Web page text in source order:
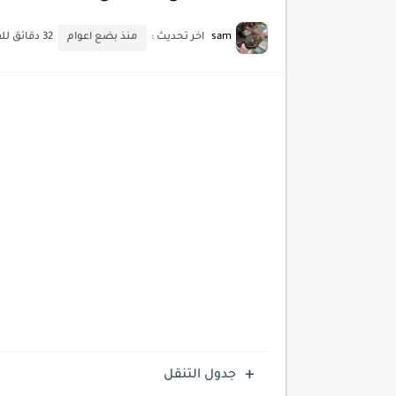
أدوات مجانية للبحث عن الكلمات
sam اخر تحديث : منذ بضع اعوام 32 دقائق للقراءة
جدول التنقل